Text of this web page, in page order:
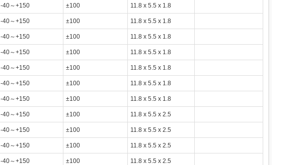
-40～+150 ±100 11.8 x 5.5 x 1.8
-40～+150 ±100 11.8 x 5.5 x 1.8
-40～+150 ±100 11.8 x 5.5 x 1.8
-40～+150 ±100 11.8 x 5.5 x 1.8
-40～+150 ±100 11.8 x 5.5 x 1.8
-40～+150 ±100 11.8 x 5.5 x 1.8
-40～+150 ±100 11.8 x 5.5 x 1.8
-40～+150 ±100 11.8 x 5.5 x 2.5
-40～+150 ±100 11.8 x 5.5 x 2.5
-40～+150 ±100 11.8 x 5.5 x 2.5
-40～+150 ±100 11.8 x 5.5 x 2.5